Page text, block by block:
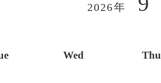
2026年
Wed Thu